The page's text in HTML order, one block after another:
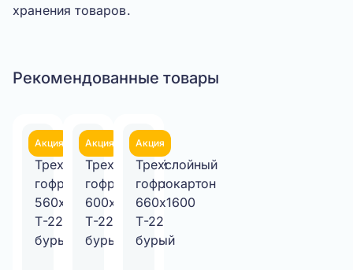
хранения товаров.
Рекомендованные товары
Акция Акция Акция